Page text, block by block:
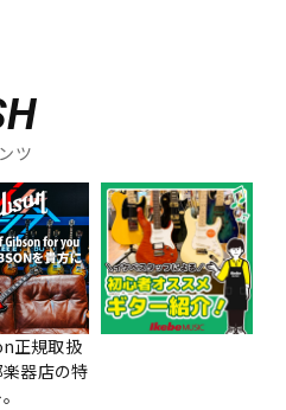
ツ
正規取扱
器店の特